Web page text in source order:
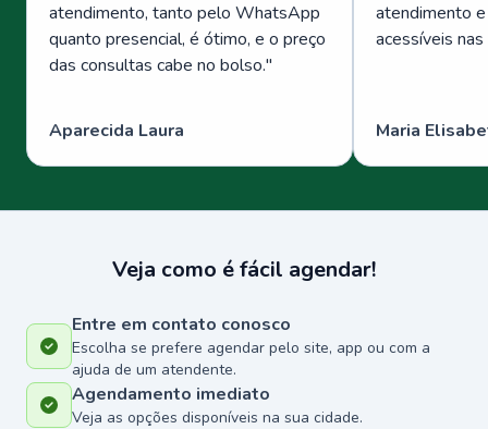
atendimento, tanto pelo WhatsApp
quanto presencial, é ótimo, e o preço
das consultas cabe no bolso."
Aparecida Laura
atendimento
acessíveis
Maria
Veja como é fácil agendar!
Entre em contato conosco
Escolha se prefere agendar pelo site, app ou com a
ajuda de um atendente.
Agendamento imediato
Veja as opções disponíveis na sua cidade.